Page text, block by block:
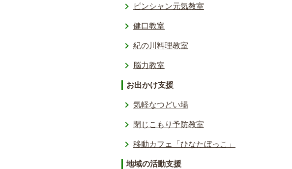
ピンシャン元気教室
健口教室
紀の川料理教室
脳力教室
お出かけ支援
気軽なつどい場
閉じこもり予防教室
移動カフェ「ひなたぼっこ」
地域の活動支援